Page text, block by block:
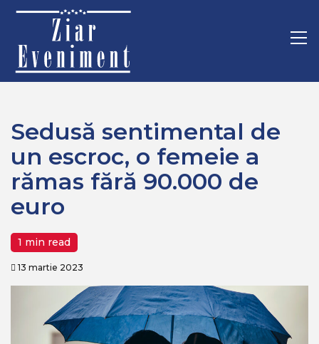
Recomandate
Sedusă sentimental de un escroc, o femeie a rămas fără
90.000 de euro
Sedusă sentimental de
un escroc, o femeie a
rămas fără 90.000 de
euro
1 min read
13 martie 2023